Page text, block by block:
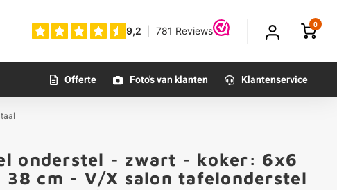
0
Offerte Foto's van klanten Klantenservice
onderstel - zwart - koker: 6x6
cm - V/X salon tafelonderstel